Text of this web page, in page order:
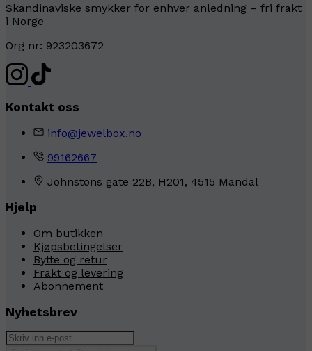
Skandinaviske smykker for enhver anledning – fri frakt
i Norge
Org nr: 923203672
Kontakt oss
info@jewelbox.no
99162667
Johnstons gate 22B, H201, 4515 Mandal
Hjelp
Om butikken
Kjøpsbetingelser
Bytte og retur
Frakt og levering
Abonnement
Nyhetsbrev